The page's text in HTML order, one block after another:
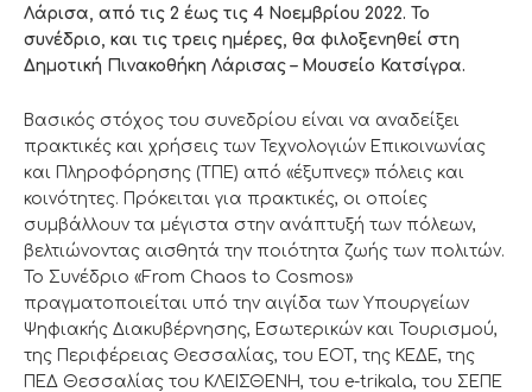
Λάρισα, από τις 2 έως τις 4 Νοεμβρίου 2022. Το
συνέδριο, και τις τρεις ημέρες, θα φιλοξενηθεί στη
Δημοτική Πινακοθήκη Λάρισας – Μουσείο Κατσίγρα.
Βασικός στόχος του συνεδρίου είναι να αναδείξει
πρακτικές και χρήσεις των Τεχνολογιών Επικοινωνίας
και Πληροφόρησης (ΤΠΕ) από «έξυπνες» πόλεις και
κοινότητες. Πρόκειται για πρακτικές, οι οποίες
συμβάλλουν τα μέγιστα στην ανάπτυξή των πόλεων,
βελτιώνοντας αισθητά την ποιότητα ζωής των πολιτών.
Το Συνέδριο «From Chaos to Cosmos»
πραγματοποιείται υπό την αιγίδα των Υπουργείων
Ψηφιακής Διακυβέρνησης, Εσωτερικών και Τουρισμού,
της Περιφέρειας Θεσσαλίας, του ΕΟΤ, της ΚΕΔΕ, της
ΠΕΔ Θεσσαλίας του ΚΛΕΙΣΘΕΝΗ, του e-trikala, του ΣΕΠΕ